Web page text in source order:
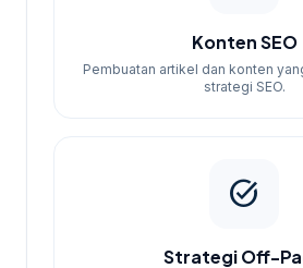
Konten SEO
Pembuatan artikel dan konten
strategi SEO.
task_alt
Strategi Off-